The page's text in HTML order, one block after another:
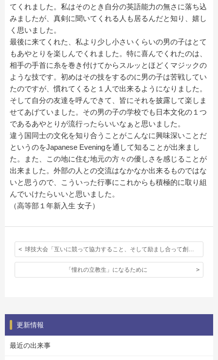
てくれました。私はそのとき自分の英語能力の無さに落ち込
みましたが、真剣に聞いてくれる人も居るんだと知り、嬉し
く思いました。
最後に来てくれた、私より少し小さいくらいの男の子はとて
もあやとりを楽しんでくれました。特に喜んでくれたのは、
相手の手首に糸を巻き付けてからスルッとほどくマジックの
ような技です。初めはその技をするのに男の子は苦戦してい
たのですが、慣れてくると１人で出来るようになりました。
そして自分の友達を呼んできて、皆にそれを披露して楽しま
せてあげていました。その男の子の学校でも日本文化の１つ
であるあやとりが流行ったらいいなぁと思いました。
違う国同士の文化を知り合うことがこんなに興味深いことだ
というのをJapanese Eveningを通して知ることが出来まし
た。また、この地に住む地元の方々の優しさを感じることが
出来ました。外部の人との交流はなかなか出来るものではな
いと思うので、こういった行事にこれからも積極的に取り組
んでいけたらいいと思いました。
（高等部１年新入生 女子）
「憧れの立教生」になるために
更新情報
最近の出来事